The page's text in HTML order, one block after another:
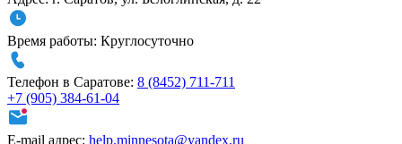
Время работы: Круглосуточно
Телефон в Саратове: 8 (8452) 711-711
+7 (905) 384-61-04
E-mail адрес: help.minnesota@yandex.ru